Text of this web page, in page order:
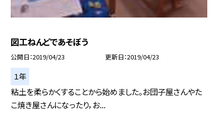
図工ねんどであそぼう
公開日 2019/04/23 更新日 2019/04/23
１年
粘土を柔らかくすることから始めました。お団子屋さんやた
こ焼き屋さんになったり，お...